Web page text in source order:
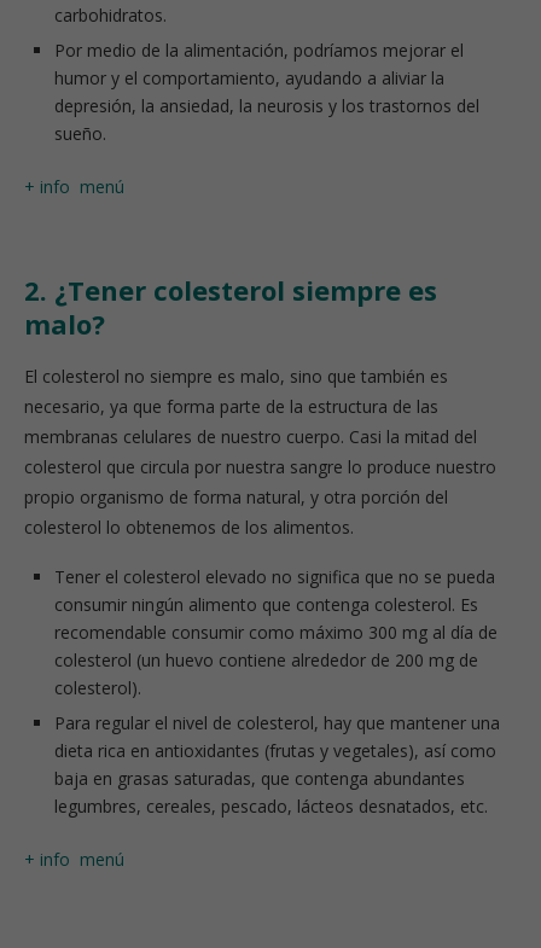
carbohidratos.
Por medio de la alimentación, podríamos mejorar el
humor y el comportamiento, ayudando a aliviar la
depresión, la ansiedad, la neurosis y los trastornos del
sueño.
+ info menú
2. ¿Tener colesterol siempre es
malo?
El colesterol no siempre es malo, sino que también es
necesario, ya que forma parte de la estructura de las
membranas celulares de nuestro cuerpo. Casi la mitad del
colesterol que circula por nuestra sangre lo produce nuestro
propio organismo de forma natural, y otra porción del
colesterol lo obtenemos de los alimentos.
Tener el colesterol elevado no significa que no se pueda
consumir ningún alimento que contenga colesterol. Es
recomendable consumir como máximo 300 mg al día de
colesterol (un huevo contiene alrededor de 200 mg de
colesterol).
Para regular el nivel de colesterol, hay que mantener una
dieta rica en antioxidantes (frutas y vegetales), así como
baja en grasas saturadas, que contenga abundantes
legumbres, cereales, pescado, lácteos desnatados, etc.
+ info menú